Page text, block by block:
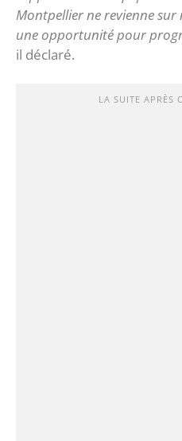
Montpellier ne revienne sur
une opportunité pour
il déclaré.
LA SUITE APRÈS